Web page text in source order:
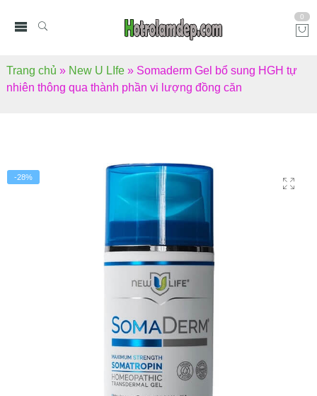
0
Trang chủ » New U LIfe » Somaderm Gel bổ sung HGH tự
nhiên thông qua thành phần vi lượng đồng căn
-28%